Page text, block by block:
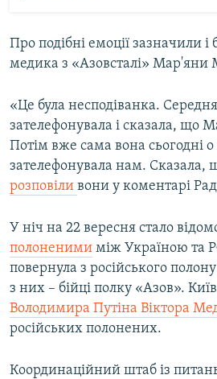
Про подібні емоції зазначили і
медика з «Азовсталі» Мар'яни
«Це була несподіванка.
зателефонувала і сказала, що
Потім вже сама вона сьогодні
зателефонувала нам. Сказала,
розповіли вони у коментарі
У ніч на 22 вересня стало
полоненими між Україною та
повернула з російського
з них – бійці полку «Азов». Київ
Володимира Путіна Віктора
російських полонених.
Координаційний штаб із